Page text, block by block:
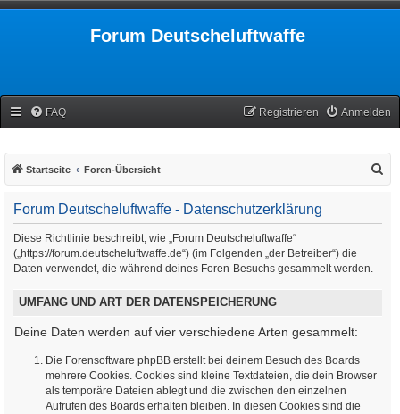
Forum Deutscheluftwaffe
FAQ Anmelden
Registrieren
Startseite Foren-Übersicht
Forum Deutscheluftwaffe - Datenschutzerklärung
Diese Richtlinie beschreibt, wie „Forum Deutscheluftwaffe“
(„https://forum.deutscheluftwaffe.de“) (im Folgenden „der Betreiber“) die
Daten verwendet, die während deines Foren-Besuchs gesammelt werden.
UMFANG UND ART DER DATENSPEICHERUNG
Deine Daten werden auf vier verschiedene Arten gesammelt:
Die Forensoftware phpBB erstellt bei deinem Besuch des Boards
mehrere Cookies. Cookies sind kleine Textdateien, die dein Browser
als temporäre Dateien ablegt und die zwischen den einzelnen
Aufrufen des Boards erhalten bleiben. In diesen Cookies sind die